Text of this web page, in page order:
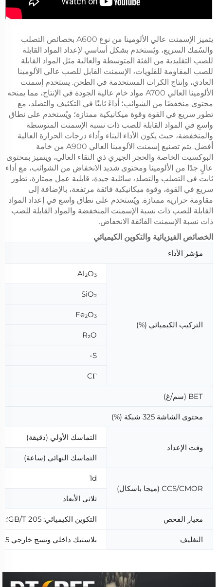
يتميز الإسمنت عالي الألومينا من نوع A600 بخصائص التصلب
والسُمك السريع، ويُستخدم بشكل أساسي لإعداد المواد القابلة
للصب التقليدية من الفئة المتوسطة والعالية مثل المواد القابلة
للصب المقاومة للقلويات، الإسمنت القابل للصب عالي الألومينا
العادي، وإنتاج الكرات المستخدمة في الطحن. يستخدم إسمنت
الألومينا العالي A700 مواد خام عالية الجودة في الإنتاج، مما يمنحه
محتوى منخفضًا من الشوائب؛ أداءً ثابتًا في التكثيف والتصلد، مع
تطور سريع في القوة وقوة ميكانيكية ممتازة؛ ويُستخدم على نطاق
واسع في المواد القابلة للصب ذات نسبة الإسمنت المتوسطة
والمنخفضة، حيث يكون الأداء البناء وأداء درجات الحرارة العالية
أفضل. يتم تصنيع إسمنت الألومينا العالي A900 من خامة
البوكسيت الخاصة والحجر الجيري ذي النقاء العالي، ويتميز بمحتوى
عالٍ جدًا من الألومينا ومحتوى شديد الانخفاض من الشوائب، مع أداء
ثابت في التصلب والتصلد، سائلية جيدة، قابلية عمل ممتازة، تطور
سريع في القوة، وقوة ميكانيكية فائقة مرتفعة، بالإضافة إلى
مقاومة حرارية ممتازة. ويُستخدم على نطاق واسع في إعداد المواد
القابلة للصب ذات نسبة الإسمنت المنخفضة والمواد القابلة للصب
ذات نسبة الإسمنت الفائقة الانخفاض.
الخصائص الفيزيائية والتكوين الكيميائي
مؤشر الأداء
التركيب الكيميائي (%)
Al₂O₃
SiO₂
Fe₂O₃
R₂O
S-
CΓ
BET (سم/غ)
محتوى الشاشة 325 شبكة (%)
وقت الإعداد
التماسك الأولي (دقيقة)
التماسك النهائي (ساعة)
CCS/CMOR (ميجا باسكال)
1d
ثلاثي الأبعاد
معيار الفحص التكوين الكيميائي: GB/T 205؛ B.E.T.: GB/T 8074؛ وقت التصلب: GB/T 1346؛ القوة: GB/T 17671 و GB201-2000
التغليف بلاستيك داخلي ونسج خارجي 25 كجم/شريط (يمكن تخصيصه حسب متطلبات العميل)